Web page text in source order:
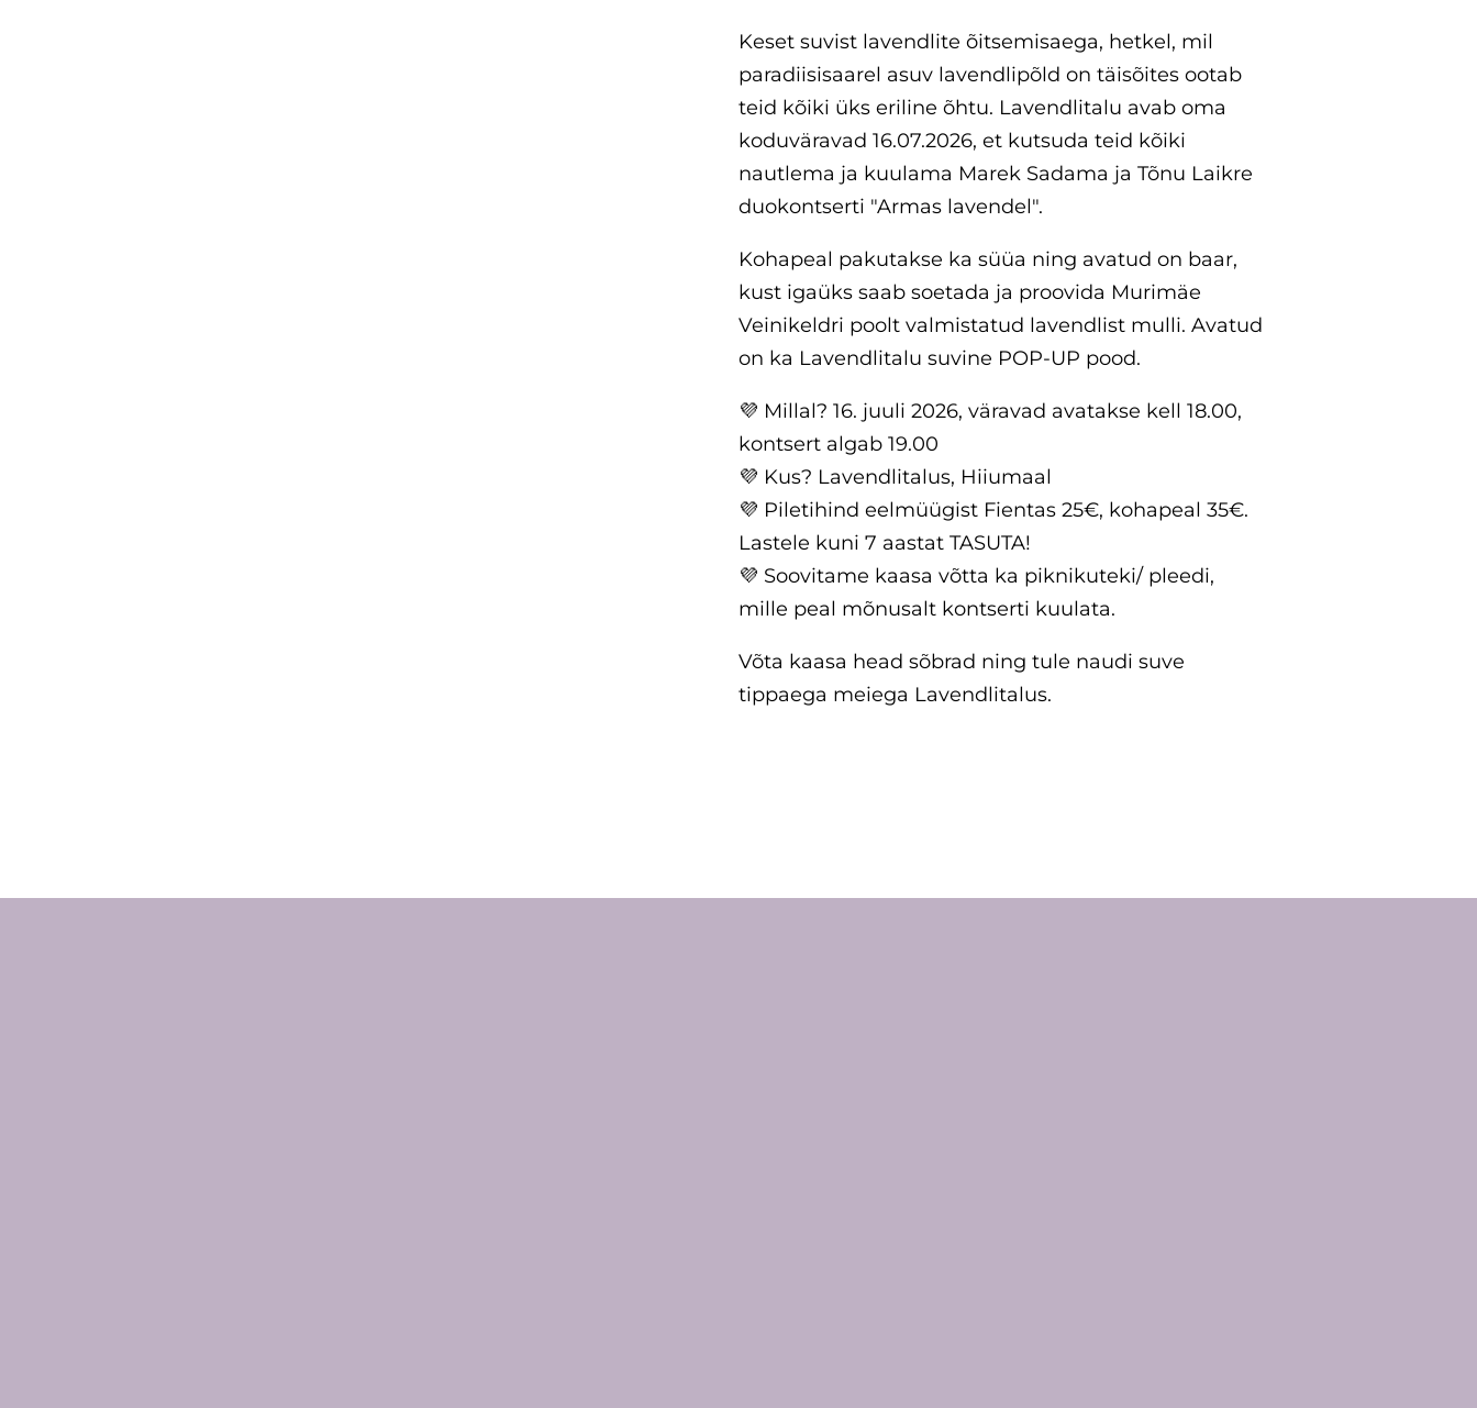
Keset suvist lavendlite õitsemisaega, hetkel, mil
paradiisisaarel asuv lavendlipõld on täisõites ootab
teid kõiki üks eriline õhtu. Lavendlitalu avab oma
koduväravad 16.07.2026, et kutsuda teid kõiki
nautlema ja kuulama Marek Sadama ja Tõnu Laikre
duokontserti "Armas lavendel".
Kohapeal pakutakse ka süüa ning avatud on baar,
kust igaüks saab soetada ja proovida Murimäe
Veinikeldri poolt valmistatud lavendlist mulli. Avatud
on ka Lavendlitalu suvine POP-UP pood.
💜 Millal? 16. juuli 2026, väravad avatakse kell 18.00,
kontsert algab 19.00
💜 Kus? Lavendlitalus, Hiiumaal
💜 Piletihind eelmüügist Fientas 25€, kohapeal 35€.
Lastele kuni 7 aastat TASUTA!
💜 Soovitame kaasa võtta ka piknikuteki/ pleedi,
mille peal mõnusalt kontserti kuulata.
Võta kaasa head sõbrad ning tule naudi suve
tippaega meiega Lavendlitalus.